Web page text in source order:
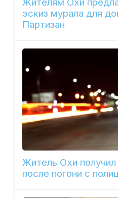
Жителям Охи
эскиз мурала для
Партизан
Житель Охи получил
после погони с